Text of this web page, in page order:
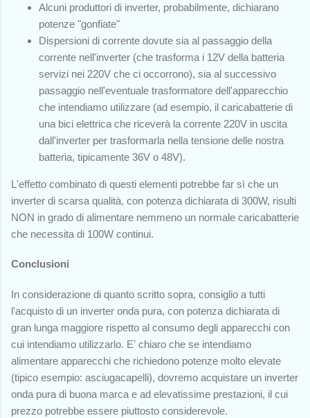
Alcuni produttori di inverter, probabilmente, dichiarano
potenze "gonfiate"
Dispersioni di corrente dovute sia al passaggio della
corrente nell'inverter (che trasforma i 12V della batteria
servizi nei 220V che ci occorrono), sia al successivo
passaggio nell'eventuale trasformatore dell'apparecchio
che intendiamo utilizzare (ad esempio, il caricabatterie di
una bici elettrica che riceverà la corrente 220V in uscita
dall'inverter per trasformarla nella tensione delle nostra
batteria, tipicamente 36V o 48V).
L'effetto combinato di questi elementi potrebbe far sì che un
inverter di scarsa qualità, con potenza dichiarata di 300W, risulti
NON in grado di alimentare nemmeno un normale caricabatterie
che necessita di 100W continui.
Conclusioni
In considerazione di quanto scritto sopra, consiglio a tutti
l'acquisto di un inverter onda pura, con potenza dichiarata di
gran lunga maggiore rispetto al consumo degli apparecchi con
cui intendiamo utilizzarlo. E' chiaro che se intendiamo
alimentare apparecchi che richiedono potenze molto elevate
(tipico esempio: asciugacapelli), dovremo acquistare un inverter
onda pura di buona marca e ad elevatissime prestazioni, il cui
prezzo potrebbe essere piuttosto considerevole.